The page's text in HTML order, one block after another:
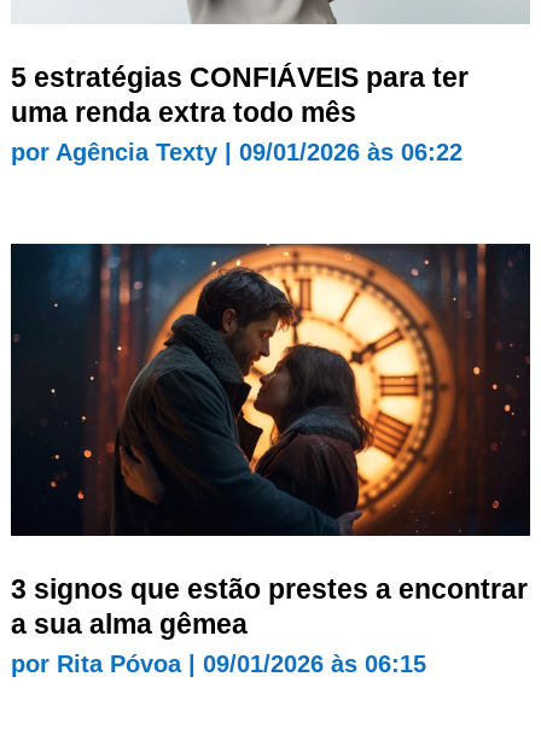
5 estratégias CONFIÁVEIS para ter
uma renda extra todo mês
por Agência Texty| 09/01/2026 às 06:22
3 signos que estão prestes a encontrar
a sua alma gêmea
por Rita Póvoa| 09/01/2026 às 06:15